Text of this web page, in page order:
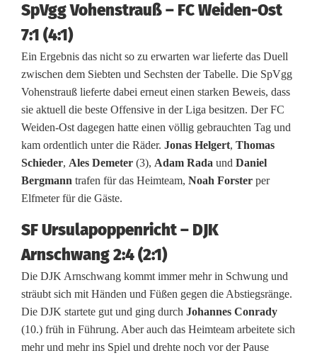
N
o
r
d
:
F
C
m
e
r
g
SpVgg Vohenstrauß – FC Weiden-Ost
7:1 (4:1)
Ein Ergebnis das nicht so zu erwarten war lieferte das Duell
zwischen dem Siebten und Sechsten der Tabelle. Die SpVgg
Vohenstrauß lieferte dabei erneut einen starken Beweis, dass
sie aktuell die beste Offensive in der Liga besitzen. Der FC
Weiden-Ost dagegen hatte einen völlig gebrauchten Tag und
kam ordentlich unter die Räder. Jonas Helgert, Thomas
Schieder, Ales Demeter (3), Adam Rada und Daniel
Bergmann trafen für das Heimteam, Noah Forster per
Elfmeter für die Gäste.
SF Ursulapoppenricht – DJK
Arnschwang 2:4 (2:1)
Die DJK Arnschwang kommt immer mehr in Schwung und
sträubt sich mit Händen und Füßen gegen die Abstiegsränge.
Die DJK startete gut und ging durch Johannes Conrady
(10.) früh in Führung. Aber auch das Heimteam arbeitete sich
mehr und mehr ins Spiel und drehte noch vor der Pause